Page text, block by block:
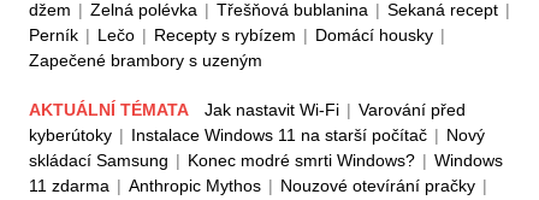
džem | Zelná polévka | Třešňová bublanina | Sekaná recept |
Perník | Lečo | Recepty s rybízem | Domácí housky |
Zapečené brambory s uzeným
AKTUÁLNÍ TÉMATA Jak nastavit Wi-Fi | Varování před
kyberútoky | Instalace Windows 11 na starší počítač | Nový
skládací Samsung | Konec modré smrti Windows? | Windows
11 zdarma | Anthropic Mythos | Nouzové otevírání pračky |